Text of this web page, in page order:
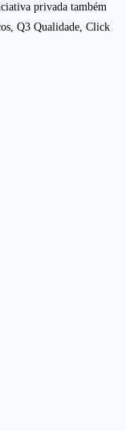
privada também
Q3 Qualidade, Click